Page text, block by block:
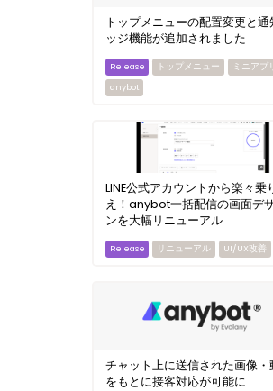
トップメニューの配置変更と通
ッジ機能が追加されました
トップメニュー
ミニアプ
anybot
LINE公式アカウントから楽々乗
え！anybot一括配信の画面デ
ンを大幅リニューアル
リニューアル UI/UX改善
チャット上に送信された画像・
をもとに接客対応が可能に